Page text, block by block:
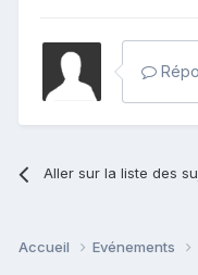
Aller sur la liste des
Accueil Evénements